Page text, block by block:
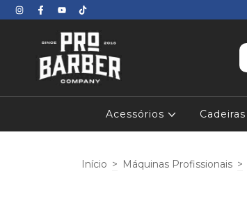
Acessórios Cadeiras
Início > Máquinas Profissionais >